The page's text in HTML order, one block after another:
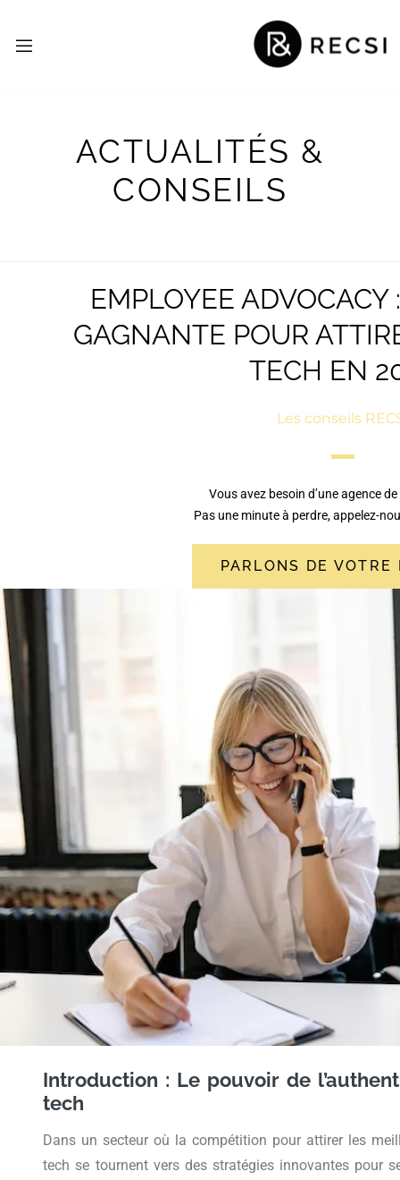
ACTUALITÉS &
CONSEILS
EMPLOYEE ADVOCACY
GAGNANTE POUR
TECH EN
Les conseils
Vous avez besoin d’une agence
Pas une minute à perdre, appelez-
PARLONS DE VOTRE
Introduction : Le pouvoir de
tech
Dans un secteur où la compétition pour attirer les
tech se tournent vers des stratégies innovantes pour